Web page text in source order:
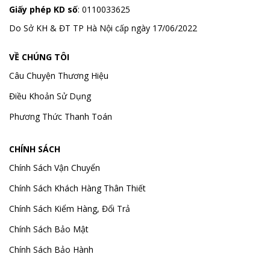
Giấy phép KD số: 0110033625
Do Sở KH & ĐT TP Hà Nội cấp ngày 17/06/2022
VỀ CHÚNG TÔI
Câu Chuyện Thương Hiệu
Điều Khoản Sử Dụng
Phương Thức Thanh Toán
CHÍNH SÁCH
Chính Sách Vận Chuyển
Chính Sách Khách Hàng Thân Thiết
Chính Sách Kiểm Hàng, Đổi Trả
Chính Sách Bảo Mật
Chính Sách Bảo Hành